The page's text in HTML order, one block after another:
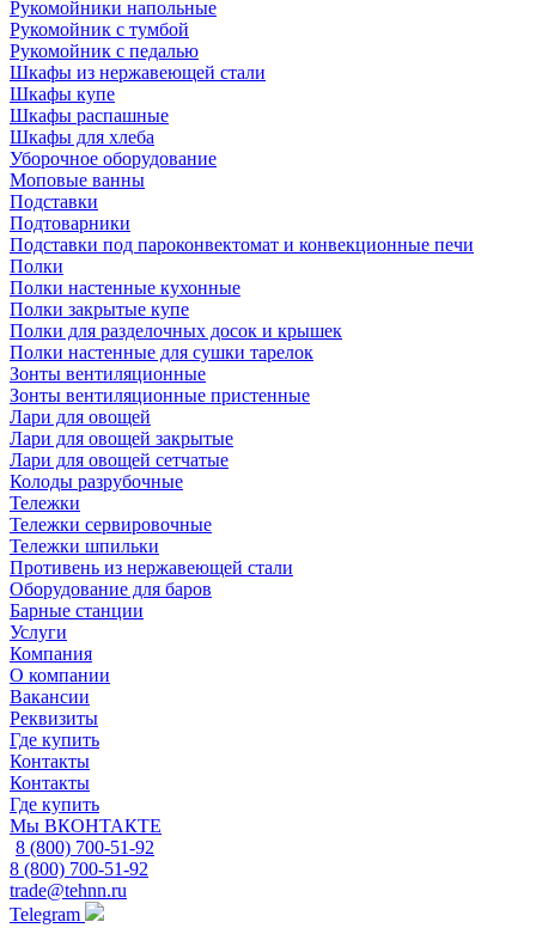
Рукомойники напольные
Рукомойник с тумбой
Рукомойник с педалью
Шкафы из нержавеющей стали
Шкафы купе
Шкафы распашные
Шкафы для хлеба
Уборочное оборудование
Моповые ванны
Подставки
Подтоварники
Подставки под пароконвектомат и конвекционные печи
Полки
Полки настенные кухонные
Полки закрытые купе
Полки для разделочных досок и крышек
Полки настенные для сушки тарелок
Зонты вентиляционные
Зонты вентиляционные пристенные
Лари для овощей
Лари для овощей закрытые
Лари для овощей сетчатые
Колоды разрубочные
Тележки
Тележки сервировочные
Тележки шпильки
Противень из нержавеющей стали
Оборудование для баров
Барные станции
Услуги
Компания
О компании
Вакансии
Реквизиты
Где купить
Контакты
Контакты
Где купить
Мы ВКОНТАКТЕ
8 (800) 700-51-92
8 (800) 700-51-92
trade@tehnn.ru
Telegram